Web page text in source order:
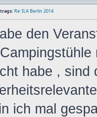
Re: ILA Berlin 2014
den
habe , sind
ich mal